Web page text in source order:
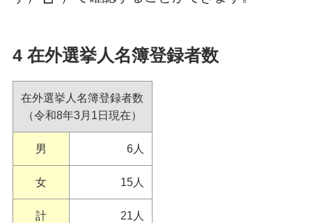
4 在外選挙人名簿登録者数
在外選挙人名簿登録者数
（令和8年3月1日現在）
男 6人
女 15人
計 21人